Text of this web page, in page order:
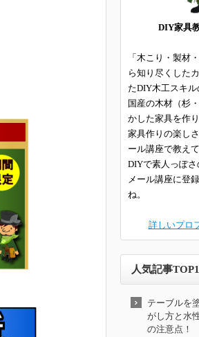
DIY家具
「木こり・製材
ら知り尽くした
たDIY木工スキル
国産の木材（杉
かした家具を作
家具作りの楽し
ール講座で教えて
DIYで素人っぽ
メール講座に登
ね。
詳しいプロ
人気記事
テーブルを
がし方と水
の注意点！